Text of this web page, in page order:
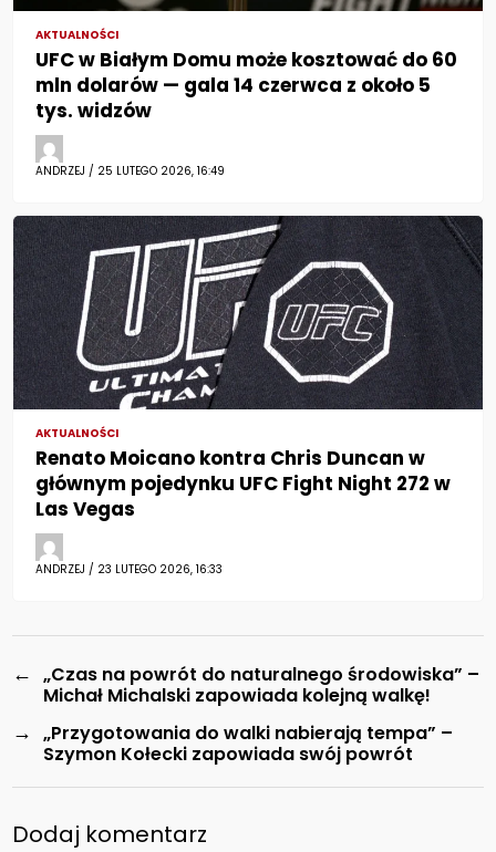
AKTUALNOŚCI
UFC w Białym Domu może kosztować do 60
mln dolarów — gala 14 czerwca z około 5
tys. widzów
ANDRZEJ / 25 LUTEGO 2026, 16:49
AKTUALNOŚCI
Renato Moicano kontra Chris Duncan w
głównym pojedynku UFC Fight Night 272 w
Las Vegas
ANDRZEJ / 23 LUTEGO 2026, 16:33
← „Czas na powrót do naturalnego środowiska” –
Michał Michalski zapowiada kolejną walkę!
→ „Przygotowania do walki nabierają tempa” –
Szymon Kołecki zapowiada swój powrót
Dodaj komentarz